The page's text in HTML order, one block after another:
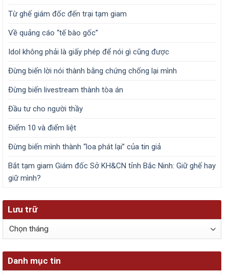
Từ ghế giám đốc đến trại tạm giam
Về quảng cáo “tế bào gốc”
Idol không phải là giấy phép để nói gì cũng được
Đừng biến lời nói thành bằng chứng chống lại mình
Đừng biến livestream thành tòa án
Đầu tư cho người thầy
Điểm 10 và điểm liệt
Đừng biến mình thành “loa phát lại” của tin giả
Bắt tạm giam Giám đốc Sở KH&CN tỉnh Bắc Ninh: Giữ ghế hay
giữ mình?
Lưu trữ
Lưu
Danh mục tin